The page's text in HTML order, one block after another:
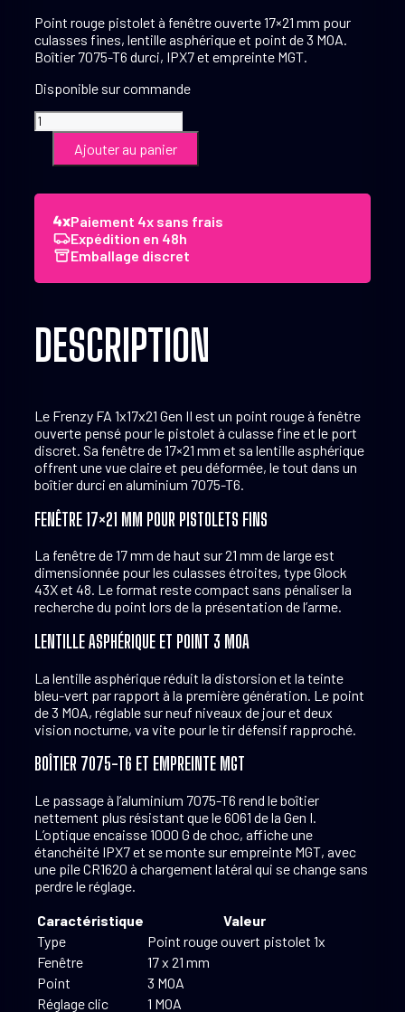
Point rouge pistolet à fenêtre ouverte 17×21 mm pour
culasses fines, lentille asphérique et point de 3 MOA.
Boîtier 7075-T6 durci, IPX7 et empreinte MGT.
Disponible sur commande
quantité
de
Rouge
17x21
Gen
Ajouter au panier
Paiement 4x sans frais
Expédition en 48h
Emballage discret
DESCRIPTION
Le Frenzy FA 1x17x21 Gen II est un point rouge à fenêtre
ouverte pensé pour le pistolet à culasse fine et le port
discret. Sa fenêtre de 17×21 mm et sa lentille asphérique
offrent une vue claire et peu déformée, le tout dans un
boîtier durci en aluminium 7075-T6.
FENÊTRE 17×21 MM POUR PISTOLETS FINS
La fenêtre de 17 mm de haut sur 21 mm de large est
dimensionnée pour les culasses étroites, type Glock
43X et 48. Le format reste compact sans pénaliser la
recherche du point lors de la présentation de l’arme.
LENTILLE ASPHÉRIQUE ET POINT 3 MOA
La lentille asphérique réduit la distorsion et la teinte
bleu-vert par rapport à la première génération. Le point
de 3 MOA, réglable sur neuf niveaux de jour et deux
vision nocturne, va vite pour le tir défensif rapproché.
BOÎTIER 7075-T6 ET EMPREINTE MGT
Le passage à l’aluminium 7075-T6 rend le boîtier
nettement plus résistant que le 6061 de la Gen I.
L’optique encaisse 1000 G de choc, affiche une
étanchéité IPX7 et se monte sur empreinte MGT, avec
une pile CR1620 à chargement latéral qui se change sans
perdre le réglage.
Caractéristique
Valeur
Type
Point rouge ouvert pistolet 1x
Fenêtre
17 x 21 mm
Point
3 MOA
Réglage clic
1 MOA